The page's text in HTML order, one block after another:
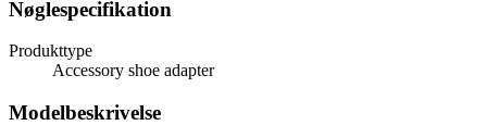
Nøglespecifikation
Produkttype
Accessory shoe adapter
Modelbeskrivelse